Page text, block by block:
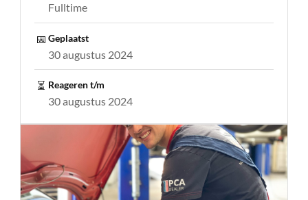
Fulltime
📅 Geplaatst
30 augustus 2024
⏳ Reageren t/m
30 augustus 2024